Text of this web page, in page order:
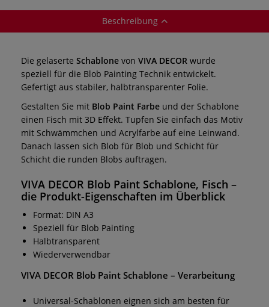
Beschreibung
Die gelaserte Schablone von VIVA DECOR wurde
speziell für die Blob Painting Technik entwickelt.
Gefertigt aus stabiler, halbtransparenter Folie.
Gestalten Sie mit Blob Paint Farbe und der Schablone
einen Fisch mit 3D Effekt. Tupfen Sie einfach das Motiv
mit Schwämmchen und Acrylfarbe auf eine Leinwand.
Danach lassen sich Blob für Blob und Schicht für
Schicht die runden Blobs auftragen.
VIVA DECOR Blob Paint Schablone, Fisch –
die Produkt-Eigenschaften im Überblick
Format: DIN A3
Speziell für Blob Painting
Halbtransparent
Wiederverwendbar
VIVA DECOR Blob Paint Schablone – Verarbeitung
Universal-Schablonen eignen sich am besten für